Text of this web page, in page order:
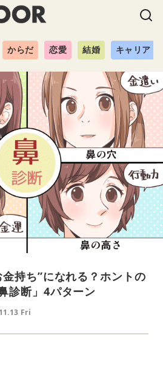
からだ 恋愛 結婚 キャリア
持ち”になれる？ホントの
診断」4パターン
Fri